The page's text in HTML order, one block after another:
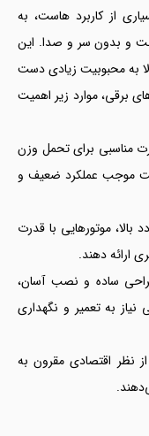
از کاربرد هاست، به
و بدون سر و صدا. این
به محبوبیت زیادی دست
برقی، موارد زیر اهمیت
مناسبی برای تحمل وزن
موجب عملکرد ضعیف و
موتورهایی با قدرت
ارائه دهند.
ساده و نصب آسان،
به تعمیر و نگهداری
نظر اقتصادی مقرون به